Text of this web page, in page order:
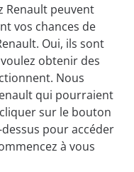
Renault peuvent
vos chances de
Oui, ils sont
obtenir des
Nous
qui pourraient
sur le bouton
dessus pour accéder
à vous